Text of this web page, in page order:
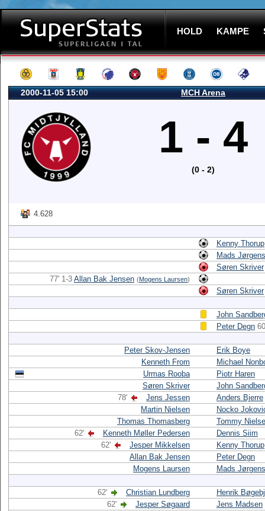
HOLD KAMPE
2000-11-05 15:00 MCH Arena
1 - 4
(0 - 2)
4.628
Kenny Thorup
Mads
Søren Skriver
77' 1-3 Allan Bak Jensen (Mogens Laursen)
Søren Skriver
John
Peter Degn
Peter Skov-Jensen
Erik Boye
Kenneth From
Michael
Urmas Rooba
Piotr Haren
Søren Skriver
John
78'
Jens Jessen
Anders Bjerre
Martin Nielsen
Nocko
Thomas Thomasberg
Tommy
62'
Kenneth Møller Pedersen
Dennis Siim
62'
Jesper Mikkelsen
Kenny Thorup
Allan Bak Jensen
Peter Degn
Mogens Laursen
Mads
62' Christian Lundberg
Henrik
62'
Jesper Søgaard
Jens Madsen